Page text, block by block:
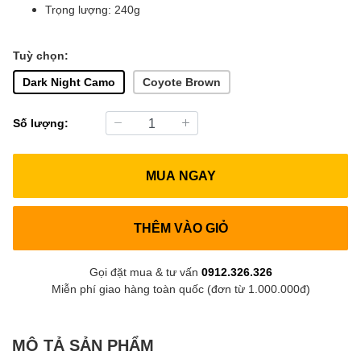
Trọng lượng: 240g
Tuỳ chọn:
Dark Night Camo
Coyote Brown
Số lượng:
MUA NGAY
THÊM VÀO GIỎ
Gọi đặt mua & tư vấn 0912.326.326
Miễn phí giao hàng toàn quốc (đơn từ 1.000.000đ)
MÔ TẢ SẢN PHẨM